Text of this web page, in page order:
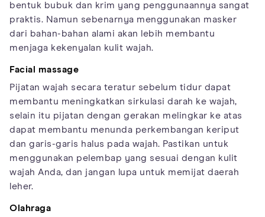
bentuk bubuk dan krim yang penggunaannya sangat
praktis. Namun sebenarnya menggunakan masker
dari bahan-bahan alami akan lebih membantu
menjaga kekenyalan kulit wajah.
Facial massage
Pijatan wajah secara teratur sebelum tidur dapat
membantu meningkatkan sirkulasi darah ke wajah,
selain itu pijatan dengan gerakan melingkar ke atas
dapat membantu menunda perkembangan keriput
dan garis-garis halus pada wajah. Pastikan untuk
menggunakan pelembap yang sesuai dengan kulit
wajah Anda, dan jangan lupa untuk memijat daerah
leher.
Olahraga